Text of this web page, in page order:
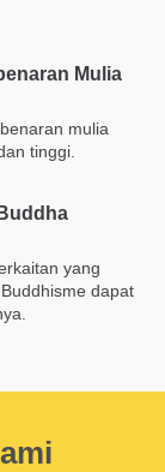
Mulia
mulia
tinggi.
yang
dapat